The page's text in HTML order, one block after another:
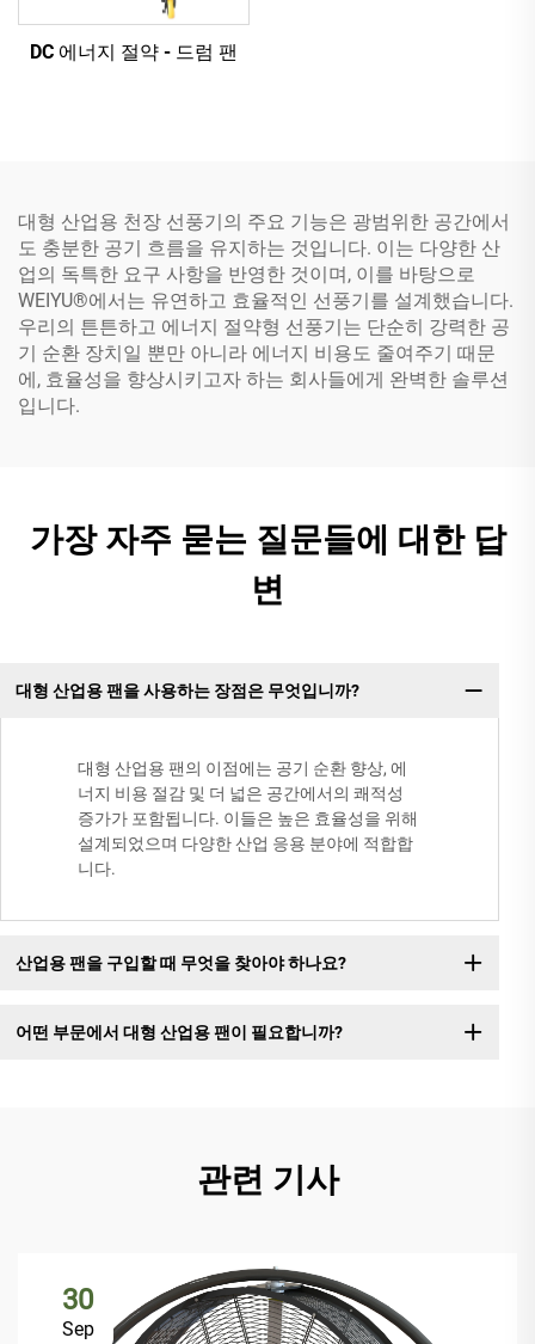
DC 에너지 절약 - 드럼 팬
대형 산업용 천장 선풍기의 주요 기능은 광범위한 공간에서
도 충분한 공기 흐름을 유지하는 것입니다. 이는 다양한 산
업의 독특한 요구 사항을 반영한 것이며, 이를 바탕으로
WEIYU®에서는 유연하고 효율적인 선풍기를 설계했습니다.
우리의 튼튼하고 에너지 절약형 선풍기는 단순히 강력한 공
기 순환 장치일 뿐만 아니라 에너지 비용도 줄여주기 때문
에, 효율성을 향상시키고자 하는 회사들에게 완벽한 솔루션
입니다.
가장 자주 묻는 질문들에 대한 답
변
대형 산업용 팬을 사용하는 장점은 무엇입니까?
대형 산업용 팬의 이점에는 공기 순환 향상, 에
너지 비용 절감 및 더 넓은 공간에서의 쾌적성
증가가 포함됩니다. 이들은 높은 효율성을 위해
설계되었으며 다양한 산업 응용 분야에 적합합
니다.
산업용 팬을 구입할 때 무엇을 찾아야 하나요?
어떤 부문에서 대형 산업용 팬이 필요합니까?
관련 기사
30
Sep